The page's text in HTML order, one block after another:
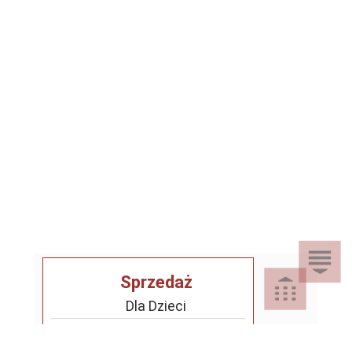
Sprzedaż
Dla Dzieci